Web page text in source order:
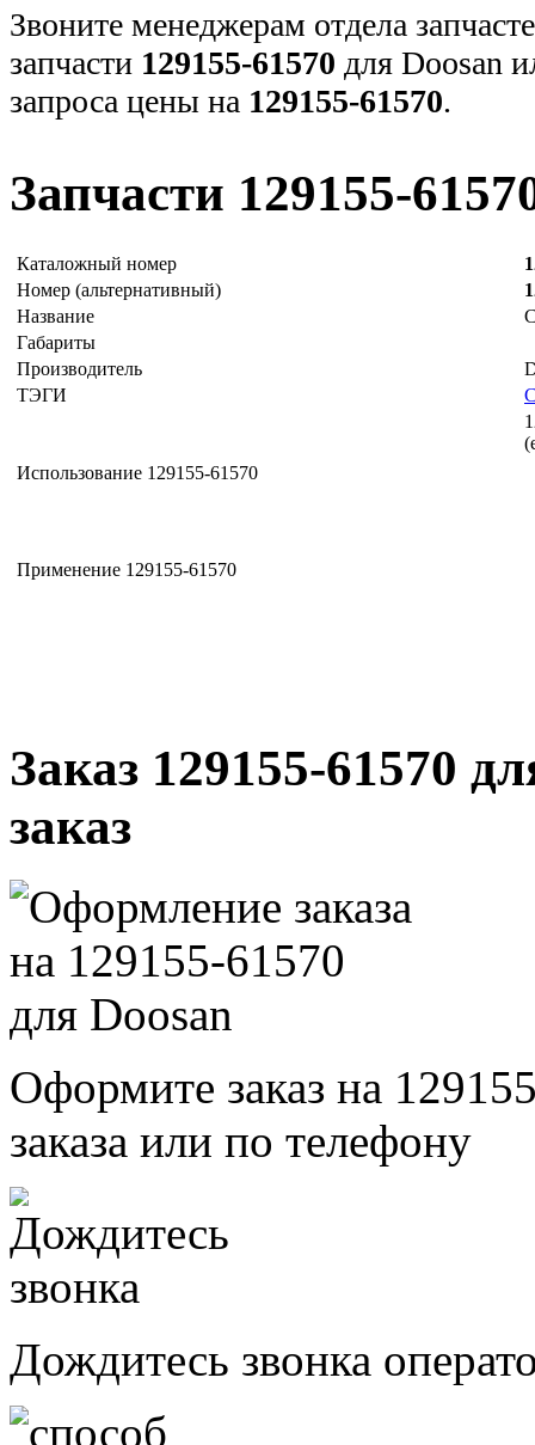
Звоните менеджерам отдела
запчасти 129155-61570 для Doosan
запроса цены на 129155-61570.
Запчасти 129155-
Каталожный номер
Номер (альтернативный)
Название
Габариты
Производитель
ТЭГИ
Использование 129155-61570
Применение 129155-61570
Заказ 129155-61570
заказ
Оформите заказ на
заказа или по телефону
Дождитесь звонка